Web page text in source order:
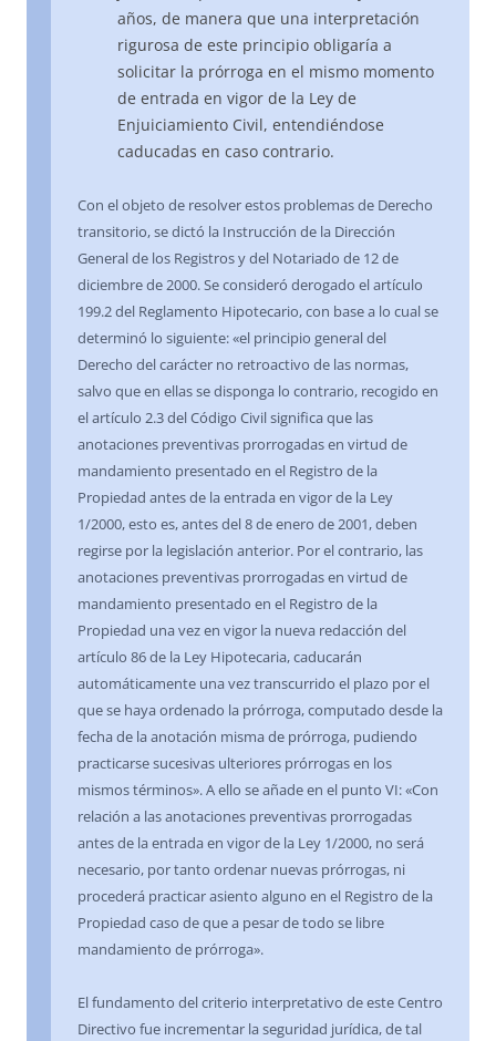
años, de manera que una interpretación
rigurosa de este principio obligaría a
solicitar la prórroga en el mismo momento
de entrada en vigor de la Ley de
Enjuiciamiento Civil, entendiéndose
caducadas en caso contrario.
Con el objeto de resolver estos problemas de Derecho
transitorio, se dictó la Instrucción de la Dirección
General de los Registros y del Notariado de 12 de
diciembre de 2000. Se consideró derogado el artículo
199.2 del Reglamento Hipotecario, con base a lo cual se
determinó lo siguiente: «el principio general del
Derecho del carácter no retroactivo de las normas,
salvo que en ellas se disponga lo contrario, recogido en
el artículo 2.3 del Código Civil significa que las
anotaciones preventivas prorrogadas en virtud de
mandamiento presentado en el Registro de la
Propiedad antes de la entrada en vigor de la Ley
1/2000, esto es, antes del 8 de enero de 2001, deben
regirse por la legislación anterior. Por el contrario, las
anotaciones preventivas prorrogadas en virtud de
mandamiento presentado en el Registro de la
Propiedad una vez en vigor la nueva redacción del
artículo 86 de la Ley Hipotecaria, caducarán
automáticamente una vez transcurrido el plazo por el
que se haya ordenado la prórroga, computado desde la
fecha de la anotación misma de prórroga, pudiendo
practicarse sucesivas ulteriores prórrogas en los
mismos términos». A ello se añade en el punto VI: «Con
relación a las anotaciones preventivas prorrogadas
antes de la entrada en vigor de la Ley 1/2000, no será
necesario, por tanto ordenar nuevas prórrogas, ni
procederá practicar asiento alguno en el Registro de la
Propiedad caso de que a pesar de todo se libre
mandamiento de prórroga».
El fundamento del criterio interpretativo de este Centro
Directivo fue incrementar la seguridad jurídica, de tal